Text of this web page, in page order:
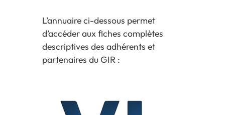
L’annuaire ci-dessous permet
d’accéder aux fiches complètes
descriptives des adhérents et
partenaires du GIR :